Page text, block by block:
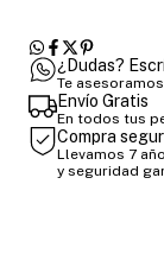
¿Dudas?
Te
Envío Gratis
En todos tus
Compra
Llevamos 7
y seguridad